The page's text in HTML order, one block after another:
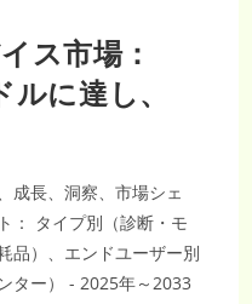
ス市場：
に達し、
成長、洞察、市場シェ
： タイプ別（診断・モ
品）、エンドユーザー別
ター） - 2025年～2033